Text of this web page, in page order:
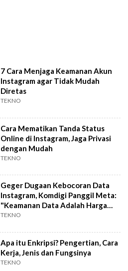
7 Cara Menjaga Keamanan Akun
Instagram agar Tidak Mudah
Diretas
TEKNO
Cara Mematikan Tanda Status
Online di Instagram, Jaga Privasi
dengan Mudah
TEKNO
Geger Dugaan Kebocoran Data
Instagram, Komdigi Panggil Meta:
"Keamanan Data Adalah Harga
Mati!"
TEKNO
Apa itu Enkripsi? Pengertian, Cara
Kerja, Jenis dan Fungsinya
TEKNO